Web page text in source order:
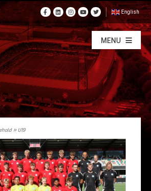
English
MENU
» U19